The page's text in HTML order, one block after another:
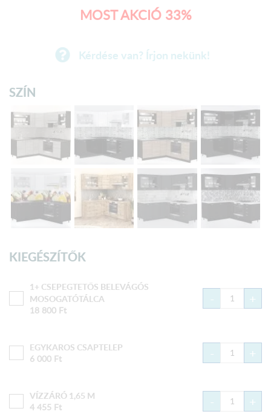
MOST AKCIÓ 33%
Kérdése van? Írjon nekünk!
SZÍN
KIEGÉSZÍTŐK
1+ CSEPEGTETŐS BELEVÁGÓS
MOSOGATÓTÁLCA
18 800 Ft
- +
EGYKAROS CSAPTELEP
6 000 Ft - +
VÍZZÁRÓ 1,65 M
4 455 Ft - +